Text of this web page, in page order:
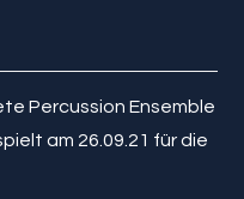
Percussion Ensemble
am 26.09.21 für die